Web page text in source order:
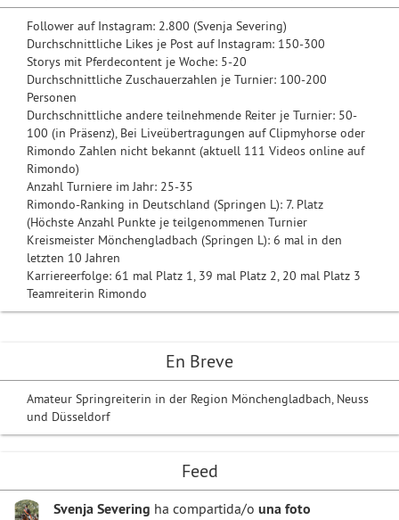
En Breve
Amateur Springreiterin in der Region Mönchengladbach, Neuss
und Düsseldorf
Feed
Svenja Severing ha compartida/o una foto
Follower auf Instagram: 2.800 (Svenja Severing)
Durchschnittliche Likes je Post auf Instagram: 150-300
Storys mit Pferdecontent je Woche: 5-20
Durchschnittliche Zuschauerzahlen je Turnier: 100-200
Personen
Durchschnittliche andere teilnehmende Reiter je Turnier: 50-
100 (in Präsenz), Bei Liveübertragungen auf Clipmyhorse oder
Rimondo Zahlen nicht bekannt (aktuell 111 Videos online auf
Rimondo)
Anzahl Turniere im Jahr: 25-35
Rimondo-Ranking in Deutschland (Springen L): 7. Platz
(Höchste Anzahl Punkte je teilgenommenen Turnier
Kreismeister Mönchengladbach (Springen L): 6 mal in den
letzten 10 Jahren
Karriereerfolge: 61 mal Platz 1, 39 mal Platz 2, 20 mal Platz 3
Teamreiterin Rimondo